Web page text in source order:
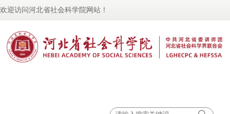
欢迎访问河北省社会科学院网站！